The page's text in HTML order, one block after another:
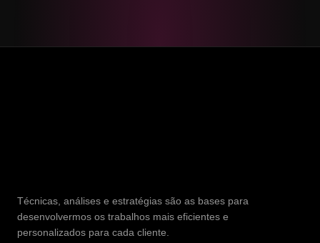
Técnicas, análises e estratégias são as bases para
desenvolvermos os trabalhos mais eficientes e
personalizados para cada cliente.